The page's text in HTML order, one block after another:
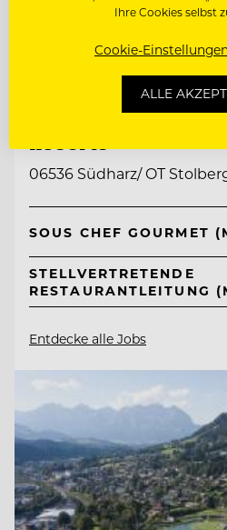
Ritter von Kempski
Resorts
06536 Südharz/ OT
SOUS CHEF GOURMET
STELLVERTRETENDE
RESTAURANTLEITUNG
Entdecke alle Jobs
Ihre Cookies selbst
Cookie-Einstellungen
ALLE